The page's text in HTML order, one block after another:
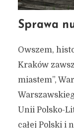
Sprawa
Owszem,
Kraków
miastem”,
Unii Polsko-
całej Polski i